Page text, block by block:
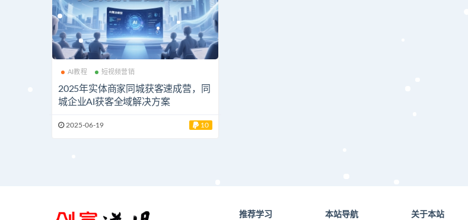
AI教程 短视频营销
2025年实体商家同城获客速成营，同
城企业AI获客全域解决方案
2025-06-19 10
推荐学习 本站导航 关于本站